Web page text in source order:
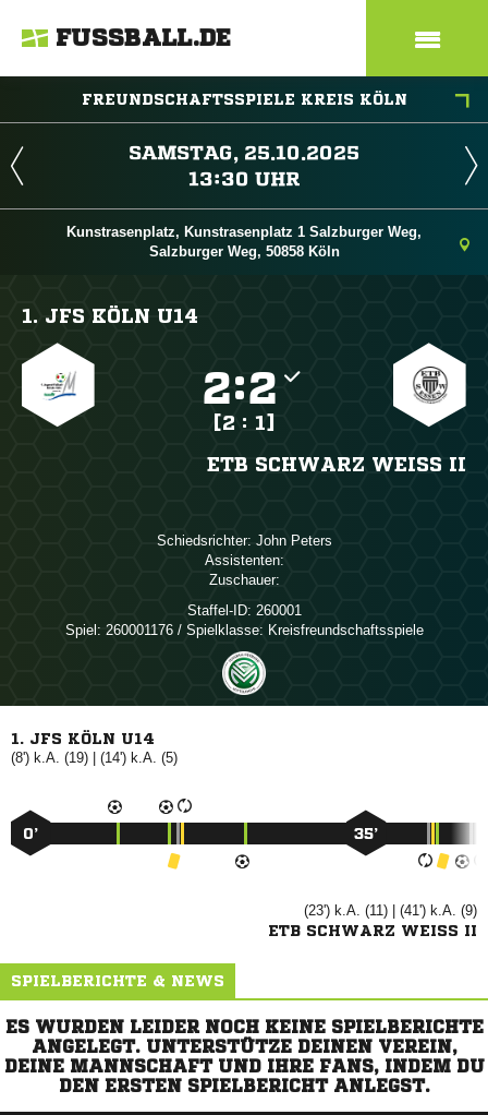
FUSSBALL.DE
FREUNDSCHAFTSSPIELE KREIS KÖLN
 
 
Kunstrasenplatz, Kunstrasenplatz 1 Salzburger Weg,
Salzburger Weg, 50858 Köln
1. JFS KÖLN U14
:
[2 : 1]
ETB SCHWARZ WEISS II
Schiedsrichter:  
Assistenten:
Zuschauer:
Staffel-ID: 260001
Spiel: 260001176 / Spielklasse: Kreisfreundschaftsspiele
1. JFS KÖLN U14
(8') k.A. (19) | (14') k.A. (5)
0’ 35’
(23') k.A. (11) | (41') k.A. (9)
ETB SCHWARZ WEISS II
SPIELBERICHTE & NEWS
ES WURDEN LEIDER NOCH KEINE SPIELBERICHTE
ANGELEGT. UNTERSTÜTZE DEINEN VEREIN,
DEINE MANNSCHAFT UND IHRE FANS, INDEM DU
DEN ERSTEN SPIELBERICHT ANLEGST.